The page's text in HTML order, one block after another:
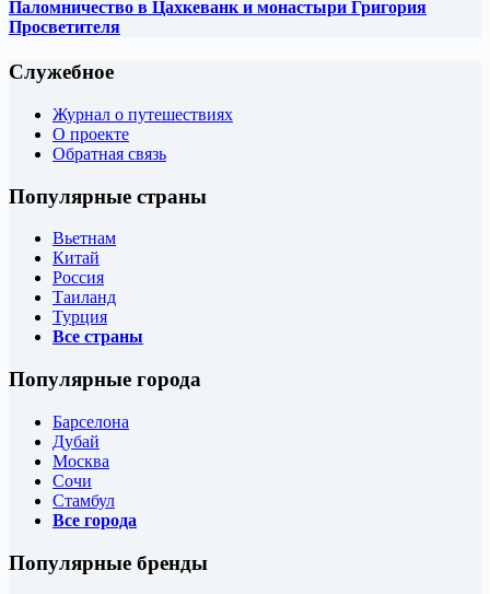
Паломничество в Цахкеванк и монастыри Григория
Просветителя
Служебное
Журнал о путешествиях
О проекте
Обратная связь
Популярные страны
Вьетнам
Китай
Россия
Таиланд
Турция
Все страны
Популярные города
Барселона
Дубай
Москва
Сочи
Стамбул
Все города
Популярные бренды